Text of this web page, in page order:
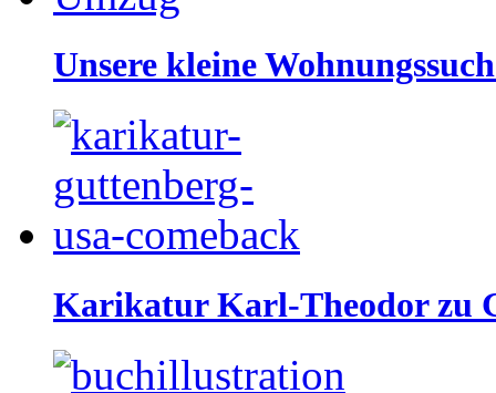
Unsere kleine
Karikatur Karl-Theodor zu